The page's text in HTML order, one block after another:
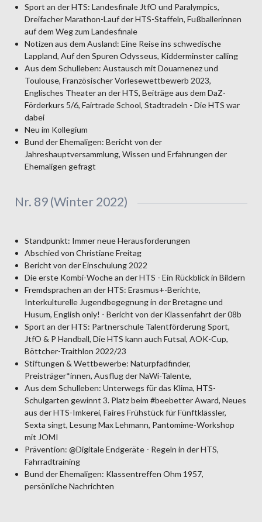
Sport an der HTS: Landesfinale JtfO und Paralympics,
Dreifacher Marathon-Lauf der HTS-Staffeln, Fußballerinnen
auf dem Weg zum Landesfinale
Notizen aus dem Ausland: Eine Reise ins schwedische
Lappland, Auf den Spuren Odysseus, Kidderminster calling
Aus dem Schulleben: Austausch mit Douarnenez und
Toulouse, Französischer Vorlesewettbewerb 2023,
Englisches Theater an der HTS, Beiträge aus dem DaZ-
Förderkurs 5/6, Fairtrade School, Stadtradeln - Die HTS war
dabei
Neu im Kollegium
Bund der Ehemaligen: Bericht von der
Jahreshauptversammlung, Wissen und Erfahrungen der
Ehemaligen gefragt
Nr. 89 (Winter 2022)
Standpunkt: Immer neue Herausforderungen
Abschied von Christiane Freitag
Bericht von der Einschulung 2022
Die erste Kombi-Woche an der HTS - Ein Rückblick in Bildern
Fremdsprachen an der HTS: Erasmus+-Berichte,
Interkulturelle Jugendbegegnung in der Bretagne und
Husum, English only! - Bericht von der Klassenfahrt der 08b
Sport an der HTS: Partnerschule Talentförderung Sport,
JtfO & P Handball, Die HTS kann auch Futsal, AOK-Cup,
Böttcher-Traithlon 2022/23
Stiftungen & Wettbewerbe: Naturpfadfinder,
Preisträger*innen, Ausflug der NaWi-Talente,
Aus dem Schulleben: Unterwegs für das Klima, HTS-
Schulgarten gewinnt 3. Platz beim #beebetter Award, Neues
aus der HTS-Imkerei, Faires Frühstück für Fünftklässler,
Sexta singt, Lesung Max Lehmann, Pantomime-Workshop
mit JOMI
Prävention: @Digitale Endgeräte - Regeln in der HTS,
Fahrradtraining
Bund der Ehemaligen: Klassentreffen Ohm 1957,
persönliche Nachrichten